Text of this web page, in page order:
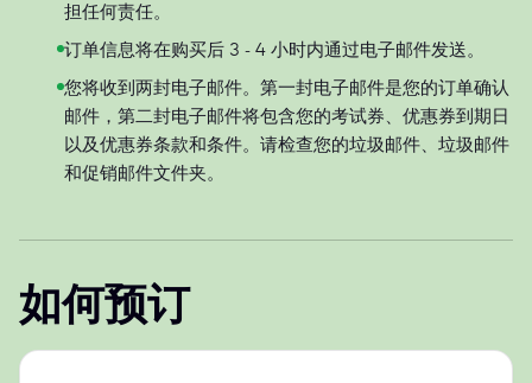
担任何责任。
订单信息将在购买后 3 - 4 小时内通过电子邮件发送。
您将收到两封电子邮件。第一封电子邮件是您的订单确认
邮件，第二封电子邮件将包含您的考试券、优惠券到期日
以及优惠券条款和条件。请检查您的垃圾邮件、垃圾邮件
和促销邮件文件夹。
如何预订